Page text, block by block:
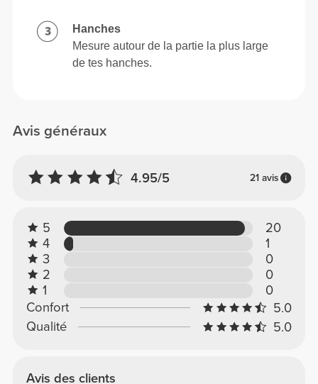
Avis généraux
4.95/5 21 avis
5
20
4
1
3
0
2
0
1
0
Confort
5.0
Qualité
5.0
Avis des clients
Hanches
Mesure autour de la partie la plus large
de tes hanches.